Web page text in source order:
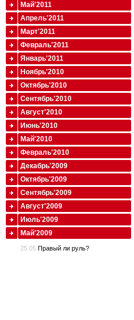
Май'2011
Апрель'2011
Март'2011
Февраль'2011
Январь'2011
Ноябрь'2010
Октябрь'2010
Сентябрь'2010
Август'2010
Июнь'2010
Май'2010
Февраль'2010
Декабрь'2009
Октябрь'2009
Сентябрь'2009
Август'2009
Июль'2009
Май'2009
25.05 Правый ли руль?